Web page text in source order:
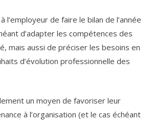
l’employeur de faire le bilan de l’année
d’adapter les compétences des
mais aussi de préciser les besoins en
d’évolution professionnelle des
un moyen de favoriser leur
à l’organisation (et le cas échéant